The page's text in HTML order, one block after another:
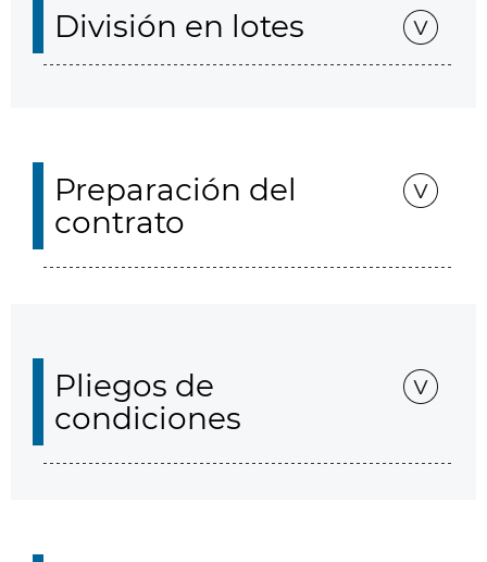
División en lotes
Preparación del
contrato
Pliegos de
condiciones